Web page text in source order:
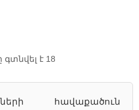
է 18
հավաքածուն